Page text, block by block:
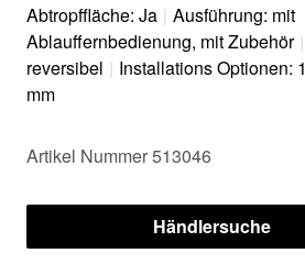
Abtropffläche: Ja | Ausführung: mit
Ablauffernbedienung, mit Zubehör |
reversibel | Installations Optionen: 1
mm
Artikel Nummer 513046
Händlersuche